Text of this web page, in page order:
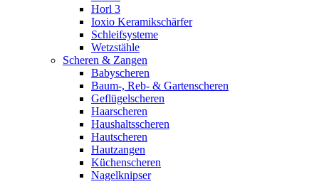
Horl 3
Ioxio Keramikschärfer
Schleifsysteme
Wetzstähle
Scheren & Zangen
Babyscheren
Baum-, Reb- & Gartenscheren
Geflügelscheren
Haarscheren
Haushaltsscheren
Hautscheren
Hautzangen
Küchenscheren
Nagelknipser